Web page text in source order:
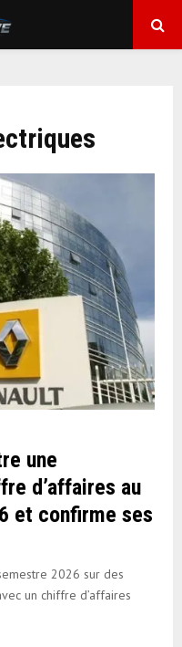
une
d’affaires au
et confirme ses
2026 sur des
un chiffre d’affaires